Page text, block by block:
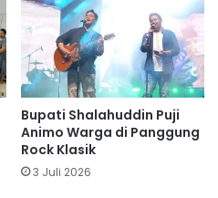
Bupati Shalahuddin Puji
Animo Warga di Panggung
Rock Klasik
3 Juli 2026